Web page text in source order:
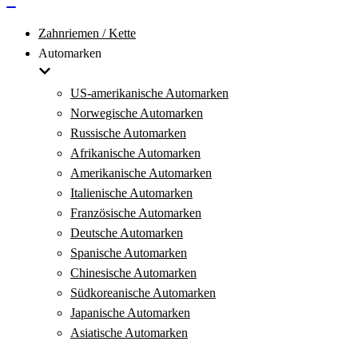
Zahnriemen / Kette
Automarken
US-amerikanische Automarken
Norwegische Automarken
Russische Automarken
Afrikanische Automarken
Amerikanische Automarken
Italienische Automarken
Französische Automarken
Deutsche Automarken
Spanische Automarken
Chinesische Automarken
Südkoreanische Automarken
Japanische Automarken
Asiatische Automarken